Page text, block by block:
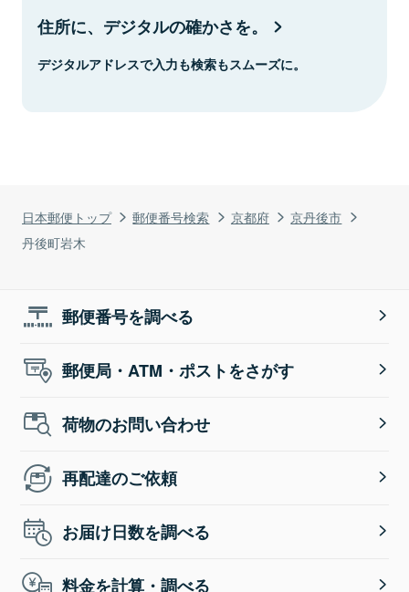
日本郵便トップ 郵便番号検索 京都府
京丹後市
丹後町岩木
住所に、デジタルの確かさを。
デジタルアドレスで入力も検索もスムーズに。
郵便番号を調べる
郵便局・ATM・ポストをさがす
荷物のお問い合わせ
再配達のご依頼
お届け日数を調べる
料金を計算・調べる